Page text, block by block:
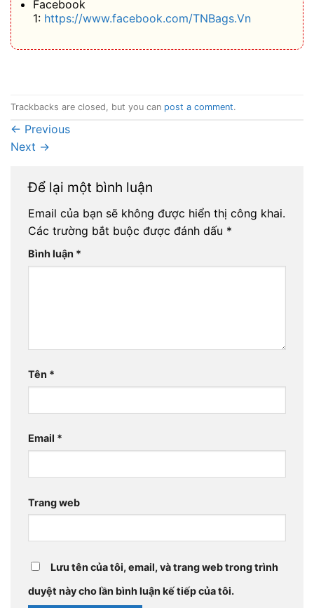
Facebook
1: https://www.facebook.com/TNBags.Vn
Trackbacks are closed, but you can post a comment.
← Previous
Next →
Để lại một bình luận
Email của bạn sẽ không được hiển thị công khai.
Các trường bắt buộc được đánh dấu *
Bình luận *
Tên *
Email *
Trang web
Lưu tên của tôi, email, và trang web trong trình
duyệt này cho lần bình luận kế tiếp của tôi.